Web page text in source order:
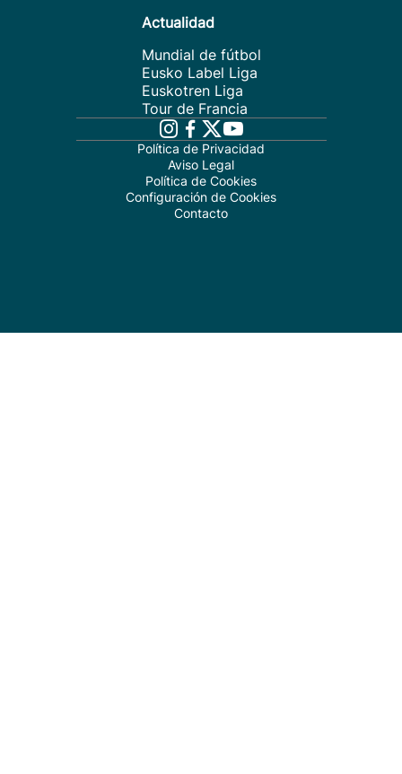
Actualidad
Mundial de fútbol
Eusko Label Liga
Euskotren Liga
Tour de Francia
Política de Privacidad
Aviso Legal
Política de Cookies
Configuración de Cookies
Contacto